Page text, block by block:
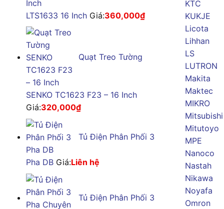
LTS1633 16 Inch Giá:360,000₫
Quạt Treo Tường
SENKO TC1623 F23 – 16 Inch
Giá:320,000₫
Tủ Điện Phân Phối 3
Pha DB Giá:Liên hệ
Tủ Điện Phân Phối 3
KTC
KUKJE
Licota
Lihhan
LS
LUTRON
Makita
Maktec
MIKRO
Mitsubishi
Mitutoyo
MPE
Nanoco
Nastah
Nikawa
Noyafa
Omron